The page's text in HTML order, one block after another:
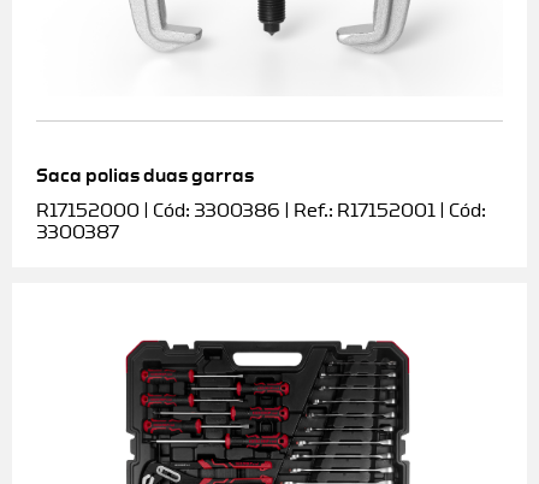
Saca polias duas garras
R17152000 | Cód: 3300386 | Ref.: R17152001 | Cód:
3300387